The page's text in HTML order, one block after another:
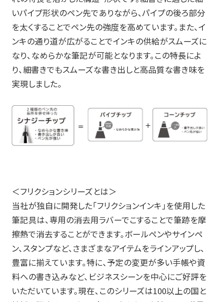
いパイプ形状のペン先でありながら、パイプの後ろ部分
を太くすることでペン先の強度を高めています。また、イ
ンキの通り道が広がることでインキの供給がスムーズに
なり、なめらかな筆記が可能となります。この特長によ
り、細書きでもスムーズな書き出しと高品質な書き味を
実現しました。
＜フリクションシリーズとは＞
当社が独自に開発した「フリクションインキ」を使用した
筆記具は、専用の消去用ラバーでこすることで筆跡を摩
擦熱で消去することができます。ボールペンやサインペ
ン、スタンプなど、さまざまなアイテムをラインアップし、
豊富に揃えています。特に、予定の変更が多い手帳や資
料への書き込みなど、ビジネスシーンを中心にご好評を
いただいています。現在、このシリーズは100以上の国と